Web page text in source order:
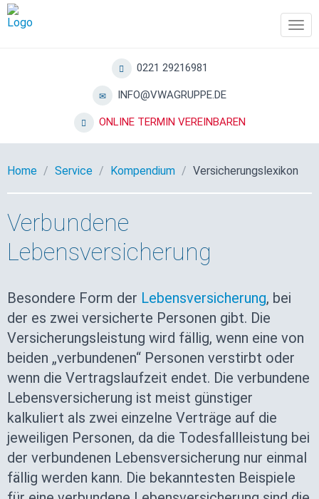
0221 29216981
INFO@VWAGRUPPE.DE
ONLINE TERMIN VEREINBAREN
Home Service Kompendium Versicherungslexikon
Verbundene
Lebensversicherung
Besondere Form der Lebensversicherung, bei
der es zwei versicherte Personen gibt. Die
Versicherungsleistung wird fällig, wenn eine von
beiden „verbundenen“ Personen verstirbt oder
wenn die Vertragslaufzeit endet. Die verbundene
Lebensversicherung ist meist günstiger
kalkuliert als zwei einzelne Verträge auf die
jeweiligen Personen, da die Todesfallleistung bei
der verbundenen Lebensversicherung nur einmal
fällig werden kann. Die bekanntesten Beispiele